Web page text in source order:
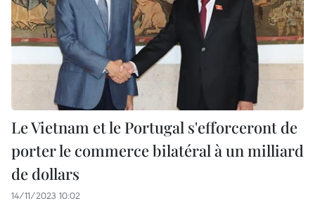
Le Vietnam et le Portugal s'efforceront de
porter le commerce bilatéral à un milliard
de dollars
14/11/2023 10:02